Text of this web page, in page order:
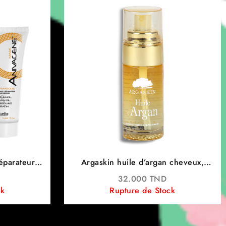
Argaskin huile d’argan cheveux,
visage, corps et ongles 40ml -phytéal
32.000 TND
Rupture de Stock